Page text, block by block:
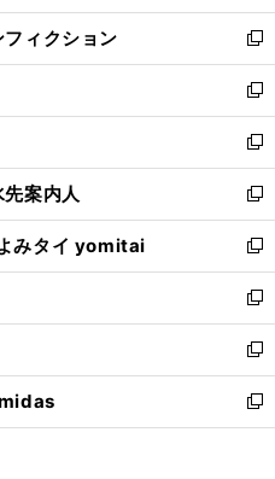
開
く
ウ
で
開
く
ン
ド
ウ
で
開
く
ウ
ィ
ン
ド
ウ
で
開
く
ィクション
新
し
い
ウ
ィ
ン
ド
ウ
で
開
く
新
し
い
ウ
ィ
ン
ド
ウ
で
開
く
新
し
い
ウ
ィ
ン
ド
ウ
で
開
く
案内人
新
し
い
ウ
ィ
ン
ド
ウ
で
開
みタイ yomitai
新
し
い
ウ
ィ
ン
ド
ウ
新
し
い
ウ
ィ
ン
新
し
い
ウ
新
し